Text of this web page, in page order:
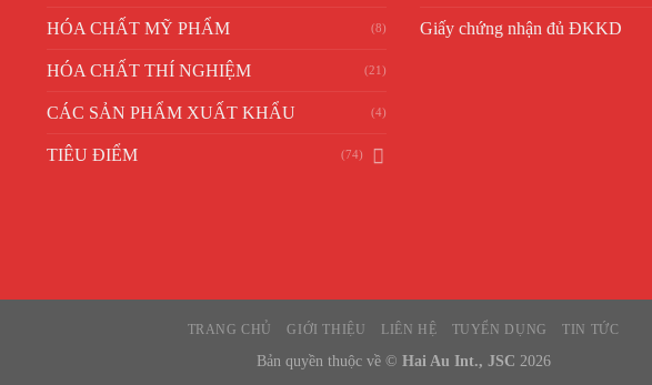
HÓA CHẤT MỸ PHẨM (8)
HÓA CHẤT THÍ NGHIỆM (21)
CÁC SẢN PHẨM XUẤT KHẨU (4)
TIÊU ĐIỂM (74)
Giấy chứng nhận đủ ĐKKD
TRANG CHỦ GIỚI THIỆU LIÊN HỆ TUYỂN DỤNG TIN TỨC
Bản quyền thuộc về © Hai Au Int., JSC 2026